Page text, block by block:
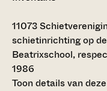
11073
schietinrichting op
Beatrixschool,
1986
Toon details van